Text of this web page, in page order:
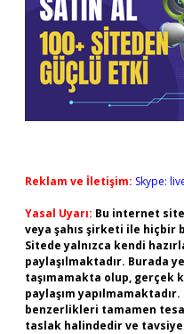
Reklam ve İletişim: Skype:
Yasal Uyarı: Bu internet
veya şahıs şirketi ile hiçbir
Sitede yalnızca kendi
paylaşılmaktadır. Burada
taşımamakta olup, gerçek
paylaşım
benzerlikleri tamamen
taslak halindedir ve